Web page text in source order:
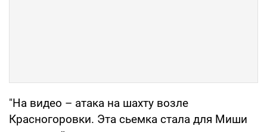
"На видео – атака на шахту возле
Красногоровки. Эта сьемка стала для Миши